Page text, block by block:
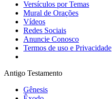
Versículos por Temas
Mural de Orações
Vídeos
Redes Sociais
Anuncie Conosco
Termos de uso e Privacidade
Antigo Testamento
Gênesis